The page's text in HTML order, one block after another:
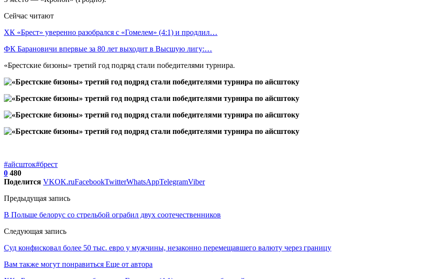
Сейчас читают
ХК «Брест» уверенно разобрался с «Гомелем» (4:1) и продлил…
ФК Барановичи впервые за 80 лет выходит в Высшую лигу:…
«Брестские бизоны» третий год подряд стали победителями турнира.
#айсшток#брест
0 480
Поделится VKOK.ruFacebookTwitterWhatsAppTelegramViber
Предыдущая запись
В Польше белорус со стрельбой ограбил двух соотечественников
Следующая запись
Суд конфисковал более 50 тыс. евро у мужчины, незаконно перемещавшего валюту через границу
Вам также могут понравиться Еще от автора